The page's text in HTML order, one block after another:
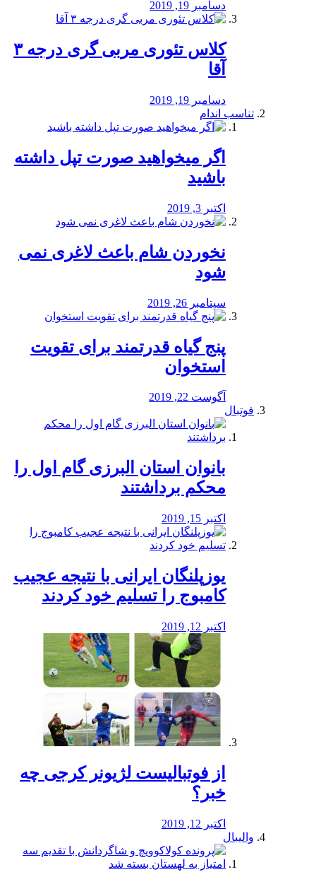
دسامبر 19, 2019
کلاس تئوری مربی گری درجه ۳
آقا
دسامبر 19, 2019
تناسب اندام
اگر میخواهید صورت تپل داشته
باشید
اکتبر 3, 2019
نخوردن شام باعث لاغری نمی
‌شود
سپتامبر 26, 2019
پنج گیاه قدرتمند برای تقویت
استخوان
آگوست 22, 2019
فوتبال
بانوان استان البرزی گام اول را
محكم برداشتند
اکتبر 15, 2019
یوزپلنگان ایرانی با نتیجه عجیب
کامبوج را تسلیم خود کردند
اکتبر 12, 2019
از فوتبالیست لژیونر کرجی چه
خبر؟
اکتبر 12, 2019
والیبال